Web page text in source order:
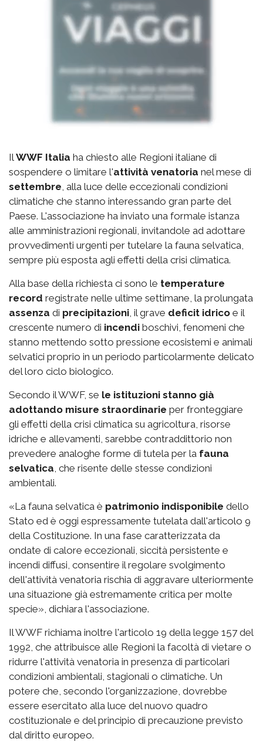
IlWWF Italia ha chiesto alle Regioni italiane di
sospendere o limitare l'attività venatoria nel mese di
settembre, alla luce delle eccezionali condizioni
climatiche che stanno interessando gran parte del
Paese. L'associazione ha inviato una formale istanza
alle amministrazioni regionali, invitandole ad adottare
provvedimenti urgenti per tutelare la fauna selvatica,
sempre più esposta agli effetti della crisi climatica.
Alla base della richiesta ci sono le temperature
record registrate nelle ultime settimane, la prolungata
assenza di precipitazioni, il grave deficit idrico e il
crescente numero di incendi boschivi, fenomeni che
stanno mettendo sotto pressione ecosistemi e animali
selvatici proprio in un periodo particolarmente delicato
del loro ciclo biologico.
Secondo il WWF, se le istituzioni stanno già
adottando misure straordinarie per fronteggiare
gli effetti della crisi climatica su agricoltura, risorse
idriche e allevamenti, sarebbe contraddittorio non
prevedere analoghe forme di tutela per la fauna
selvatica, che risente delle stesse condizioni
ambientali.
«La fauna selvatica è patrimonio indisponibile dello
Stato ed è oggi espressamente tutelata dall'articolo 9
della Costituzione. In una fase caratterizzata da
ondate di calore eccezionali, siccità persistente e
incendi diffusi, consentire il regolare svolgimento
dell'attività venatoria rischia di aggravare ulteriormente
una situazione già estremamente critica per molte
specie», dichiara l'associazione.
Il WWF richiama inoltre l'articolo 19 della legge 157 del
1992, che attribuisce alle Regioni la facoltà di vietare o
ridurre l'attività venatoria in presenza di particolari
condizioni ambientali, stagionali o climatiche. Un
potere che, secondo l'organizzazione, dovrebbe
essere esercitato alla luce del nuovo quadro
costituzionale e del principio di precauzione previsto
dal diritto europeo.